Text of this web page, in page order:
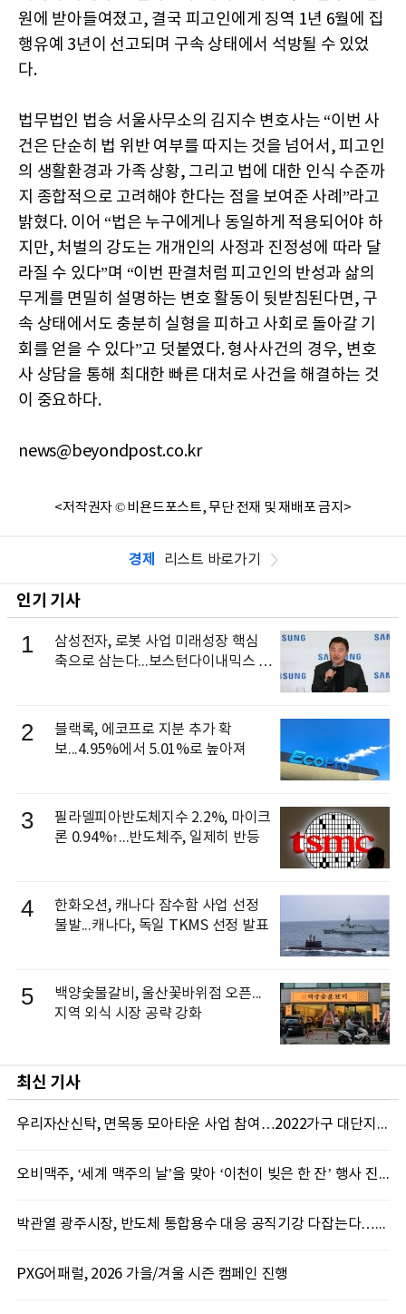
원에 받아들여졌고, 결국 피고인에게 징역 1년 6월에 집
행유예 3년이 선고되며 구속 상태에서 석방될 수 있었
다.
법무법인 법승 서울사무소의 김지수 변호사는 “이번 사
건은 단순히 법 위반 여부를 따지는 것을 넘어서, 피고인
의 생활환경과 가족 상황, 그리고 법에 대한 인식 수준까
지 종합적으로 고려해야 한다는 점을 보여준 사례”라고
밝혔다. 이어 “법은 누구에게나 동일하게 적용되어야 하
지만, 처벌의 강도는 개개인의 사정과 진정성에 따라 달
라질 수 있다”며 “이번 판결처럼 피고인의 반성과 삶의
무게를 면밀히 설명하는 변호 활동이 뒷받침된다면, 구
속 상태에서도 충분히 실형을 피하고 사회로 돌아갈 기
회를 얻을 수 있다”고 덧붙였다. 형사사건의 경우, 변호
사 상담을 통해 최대한 빠른 대처로 사건을 해결하는 것
이 중요하다.
news@beyondpost.co.kr
<저작권자 © 비욘드포스트, 무단 전재 및 재배포 금지>
경제 리스트 바로가기
인기 기사
1
삼성전자, 로봇 사업 미래성장 핵심
축으로 삼는다...보스턴다이내믹스 출
2
블랙록, 에코프로 지분 추가 확
보...4.95%에서 5.01%로 높아져
3
필라델피아반도체지수 2.2%, 마이크
론 0.94%↑...반도체주, 일제히 반등
4
한화오션, 캐나다 잠수함 사업 선정
불발...캐나다, 독일 TKMS 선정 발표
5
백양숯불갈비, 울산꽃바위점 오픈...
지역 외식 시장 공략 강화
최신 기사
우리자산신탁, 면목동 모아타운 사업 참여…2022가구 대단지 조성
오비맥주, ‘세계 맥주의 날’을 맞아 ‘이천이 빚은 한 잔’ 행사 진행
박관열 광주시장, 반도체 통합용수 대응 공직기강 다잡는다…“공식 입장 미반영 엄중 조치”
PXG어패럴, 2026 가을/겨울 시즌 캠페인 진행